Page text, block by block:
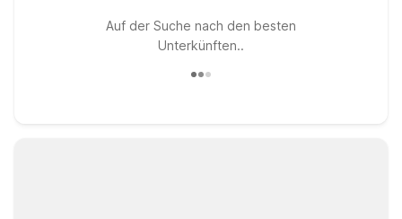
Auf der Suche nach den besten
Unterkünften..